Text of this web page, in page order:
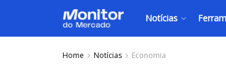
Notícias
Home Notícias Economia